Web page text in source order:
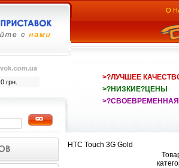
0 грн.
О
>?ЛУЧШЕЕ
>?НИЗКИЕ?ЦЕНЫ
HTC Touch 3G Gold